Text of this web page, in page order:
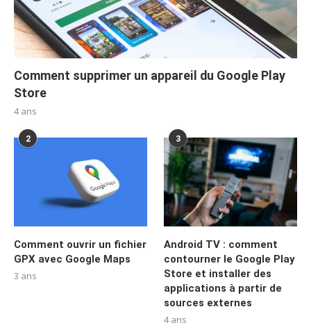
Comment supprimer un appareil du Google Play
Store
4 ans
2
Comment ouvrir un fichier
GPX avec Google Maps
3 ans
3
Android TV : comment
contourner le Google Play
Store et installer des
applications à partir de
sources externes
4 ans